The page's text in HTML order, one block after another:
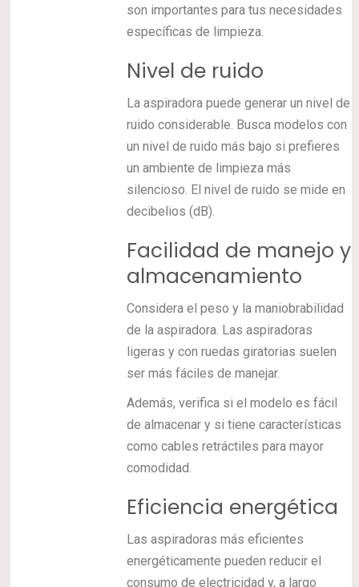
son importantes para tus necesidades
específicas de limpieza.
Nivel de ruido
La aspiradora puede generar un nivel de
ruido considerable. Busca modelos con
un nivel de ruido más bajo si prefieres
un ambiente de limpieza más
silencioso. El nivel de ruido se mide en
decibelios (dB).
Facilidad de manejo y
almacenamiento
Considera el peso y la maniobrabilidad
de la aspiradora. Las aspiradoras
ligeras y con ruedas giratorias suelen
ser más fáciles de manejar.
Además, verifica si el modelo es fácil
de almacenar y si tiene características
como cables retráctiles para mayor
comodidad.
Eficiencia energética
Las aspiradoras más eficientes
energéticamente pueden reducir el
consumo de electricidad y, a largo